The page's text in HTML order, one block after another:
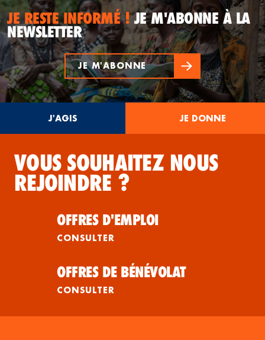
JE RESTE INFORMÉ !JE M'ABONNE À LA
NEWSLETTER
JE M'ABONNE
J'AGIS JE DONNE
VOUS SOUHAITEZ NOUS
REJOINDRE ?
OFFRES D'EMPLOI
CONSULTER
OFFRES DE BÉNÉVOLAT
CONSULTER